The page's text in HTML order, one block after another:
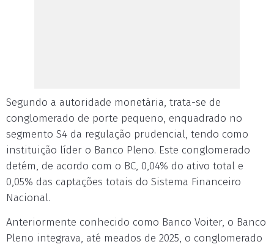
Segundo a autoridade monetária, trata-se de
conglomerado de porte pequeno, enquadrado no
segmento S4 da regulação prudencial, tendo como
instituição líder o Banco Pleno. Este conglomerado
detém, de acordo com o BC, 0,04% do ativo total e
0,05% das captações totais do Sistema Financeiro
Nacional.
Anteriormente conhecido como Banco Voiter, o Banco
Pleno integrava, até meados de 2025, o conglomerado